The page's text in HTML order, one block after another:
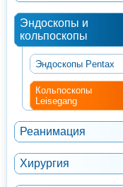
Эндоскопы и
кольпоскопы
Эндоскопы Pentax
Кольпоскопы
Leisegang
Реанимация
Хирургия